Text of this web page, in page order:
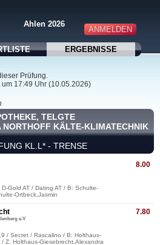
ANMELDEN
Ahlen 2026
ERGEBNISSE
Prüfung.
17:49 Uhr (10.05.2026)
TELGTE
NORTHOFF KÄLTE-KLIMATECHNIK
KL.L* - TRENSE
8.00
Gold AT / Dating AT / B: Schulte-
Ortbeck,Jasmin
7.80
e.V
/ Secret / Rascalino / B: Holthaus-
Z: Holthaus-Giesebrecht,Alexandra